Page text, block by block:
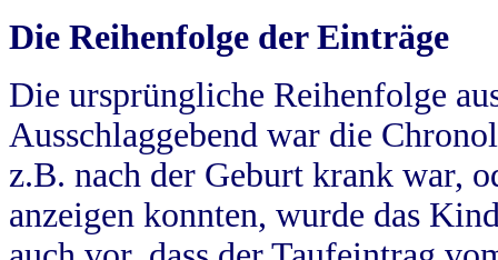
Die Reihenfolge der Einträge
Die ursprüngliche Reihenfolge
Ausschlaggebend war die
z.B. nach der Geburt krank war,
anzeigen konnten, wurde das